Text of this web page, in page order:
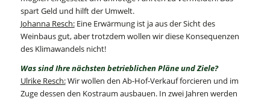
spart Geld und hilft der Umwelt.
Johanna Resch:Eine Erwärmung ist ja aus der Sicht des
Weinbaus gut, aber trotzdem wollen wir diese Konsequenzen
des Klimawandels nicht!
Was sind Ihre nächsten betrieblichen Pläne und Ziele?
Ulrike Resch:Wir wollen den Ab-Hof-Verkauf forcieren und im
Zuge dessen den Kostraum ausbauen. In zwei Jahren werden